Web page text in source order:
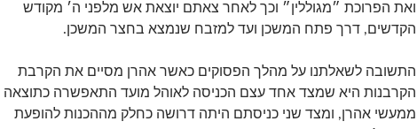
ואת הפרוכת ״מגוללין״ וכך לאחר צאתם יוצאת אש מלפני ה׳ מקודש
הקדשים, דרך פתח המשכן ועד למזבח שנמצא בחצר המשכן.
התשובה לשאלתנו על מהלך הפסוקים כאשר אהרן מסיים את הקרבת
הקרבנות היא שמצד אחד עצם הכניסה לאוהל מועד התאפשרה כתוצאה
ממעשי אהרן, ומצד שני כניסתם היתה דרושה כחלק מההכנות להופעת